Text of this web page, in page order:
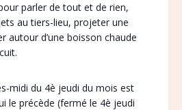
parler de tout et de rien,
au tiers-lieu, projeter une
autour d’une boisson chaude
midi du 4è jeudi du mois est
le précède (fermé le 4è jeudi